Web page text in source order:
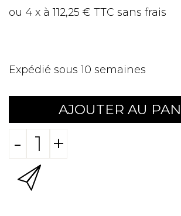
ou 4 x à 112,25 € TTC sans frais
Expédié sous 10 semaines
AJOUTER AU
- +